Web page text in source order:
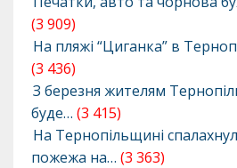
(3 909)
На пляжі “Циганка” в
(3 436)
З березня жителям
буде… (3 415)
На Тернопільщині
пожежа на… (3 363)